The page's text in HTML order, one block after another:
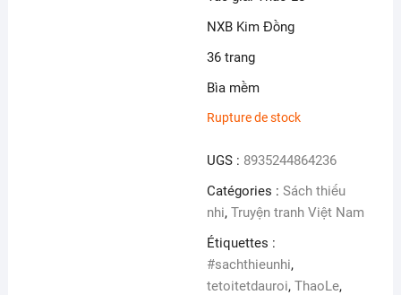
NXB Kim Đồng
36 trang
Bìa mềm
Rupture de stock
UGS : 8935244864236
Catégories :Sách thiếu
nhi,Truyện tranh Việt Nam
Étiquettes :
#sachthieunhi,
tetoitetdauroi,ThaoLe,